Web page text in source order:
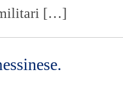
militari […]